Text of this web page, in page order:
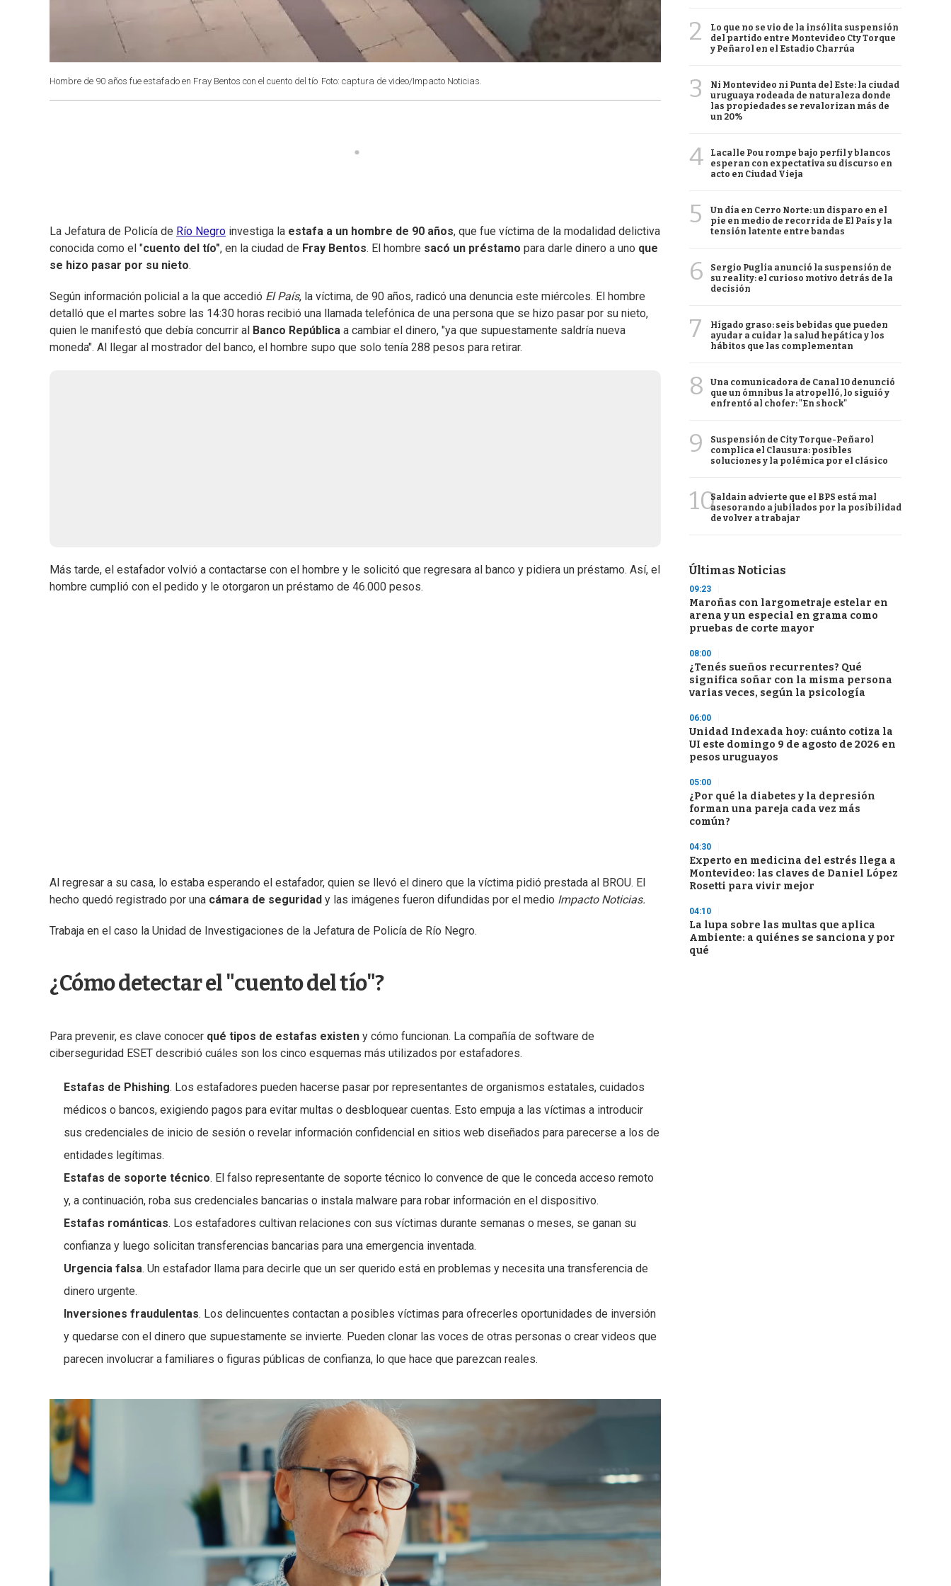
Hombre de 90 años fue estafado en Fray Bentos con el cuento del tío Foto: captura de video/Impacto Noticias.
La Jefatura de Policía de Río Negro investiga la estafa a un hombre de 90 años, que fue víctima de la modalidad delictiva
conocida como el "cuento del tío", en la ciudad de Fray Bentos. El hombre sacó un préstamo para darle dinero a uno que
se hizo pasar por su nieto.
Según información policial a la que accedió El País, la víctima, de 90 años, radicó una denuncia este miércoles. El hombre
detalló que el martes sobre las 14:30 horas recibió una llamada telefónica de una persona que se hizo pasar por su nieto,
quien le manifestó que debía concurrir al Banco República a cambiar el dinero, "ya que supuestamente saldría nueva
moneda". Al llegar al mostrador del banco, el hombre supo que solo tenía 288 pesos para retirar.
Más tarde, el estafador volvió a contactarse con el hombre y le solicitó que regresara al banco y pidiera un préstamo. Así, el
hombre cumplió con el pedido y le otorgaron un préstamo de 46.000 pesos.
Al regresar a su casa, lo estaba esperando el estafador, quien se llevó el dinero que la víctima pidió prestada al BROU. El
hecho quedó registrado por una cámara de seguridad y las imágenes fueron difundidas por el medio Impacto Noticias.
Trabaja en el caso la Unidad de Investigaciones de la Jefatura de Policía de Río Negro.
¿Cómo detectar el "cuento del tío"?
Para prevenir, es clave conocer qué tipos de estafas existen y cómo funcionan. La compañía de software de
ciberseguridad ESET describió cuáles son los cinco esquemas más utilizados por estafadores.
Estafas de Phishing. Los estafadores pueden hacerse pasar por representantes de organismos estatales, cuidados
médicos o bancos, exigiendo pagos para evitar multas o desbloquear cuentas. Esto empuja a las víctimas a introducir
sus credenciales de inicio de sesión o revelar información confidencial en sitios web diseñados para parecerse a los de
entidades legítimas.
Estafas de soporte técnico. El falso representante de soporte técnico lo convence de que le conceda acceso remoto
y, a continuación, roba sus credenciales bancarias o instala malware para robar información en el dispositivo.
Estafas románticas. Los estafadores cultivan relaciones con sus víctimas durante semanas o meses, se ganan su
confianza y luego solicitan transferencias bancarias para una emergencia inventada.
Urgencia falsa. Un estafador llama para decirle que un ser querido está en problemas y necesita una transferencia de
dinero urgente.
Inversiones fraudulentas. Los delincuentes contactan a posibles víctimas para ofrecerles oportunidades de inversión
y quedarse con el dinero que supuestamente se invierte. Pueden clonar las voces de otras personas o crear videos que
parecen involucrar a familiares o figuras públicas de confianza, lo que hace que parezcan reales.
2
Lo que no se vio de la insólita suspensión
del partido entre Montevideo Cty Torque
y Peñarol en el Estadio Charrúa
3
Ni Montevideo ni Punta del Este: la ciudad
uruguaya rodeada de naturaleza donde
las propiedades se revalorizan más de
un 20%
4
Lacalle Pou rompe bajo perfil y blancos
esperan con expectativa su discurso en
acto en Ciudad Vieja
5
Un día en Cerro Norte: un disparo en el
pie en medio de recorrida de El País y la
tensión latente entre bandas
6
Sergio Puglia anunció la suspensión de
su reality: el curioso motivo detrás de la
decisión
7
Hígado graso: seis bebidas que pueden
ayudar a cuidar la salud hepática y los
hábitos que las complementan
8
Una comunicadora de Canal 10 denunció
que un ómnibus la atropelló, lo siguió y
enfrentó al chofer: "En shock"
9
Suspensión de City Torque-Peñarol
complica el Clausura: posibles
soluciones y la polémica por el clásico
10Saldain advierte que el BPS está mal
asesorando a jubilados por la posibilidad
de volver a trabajar
Últimas Noticias
09:23
Maroñas con largometraje estelar en
arena y un especial en grama como
pruebas de corte mayor
08:00
¿Tenés sueños recurrentes? Qué
significa soñar con la misma persona
varias veces, según la psicología
06:00
Unidad Indexada hoy: cuánto cotiza la
UI este domingo 9 de agosto de 2026 en
pesos uruguayos
05:00
¿Por qué la diabetes y la depresión
forman una pareja cada vez más
común?
04:30
Experto en medicina del estrés llega a
Montevideo: las claves de Daniel López
Rosetti para vivir mejor
04:10
La lupa sobre las multas que aplica
Ambiente: a quiénes se sanciona y por
qué